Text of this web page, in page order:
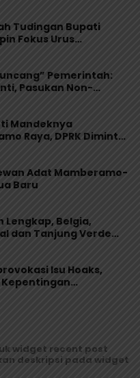
Tudingan Bupati
Fokus Urus
Pemerintah:
Pasukan Non-
Mandeknya
Raya, DPRK Diminta
Adat Mamberamo-
Baru
Lengkap, Belgia,
dan Tanjung Verde
Isu Hoaks,
widget recent post
deskripsi pada widget